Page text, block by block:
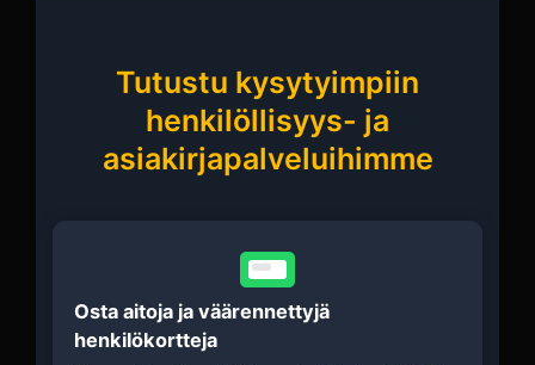
Tutustu kysytyimpiin
henkilöllisyys- ja
asiakirjapalveluihimme
Osta aitoja ja väärennettyjä
henkilökortteja